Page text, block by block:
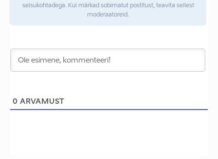
seisukohtadega. Kui märkad sobimatut postitust, teavita sellest
moderaatoreid.
0 ARVAMUST